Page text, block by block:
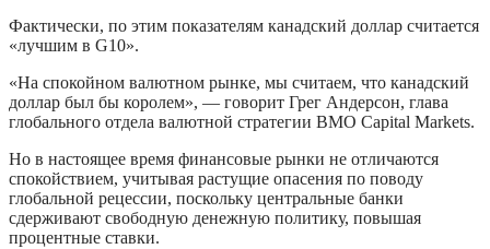
Фактически, по этим показателям канадский доллар считается
«лучшим в G10».
«На спокойном валютном рынке, мы считаем, что канадский
доллар был бы королем», — говорит Грег Андерсон, глава
глобального отдела валютной стратегии BMO Capital Markets.
Но в настоящее время финансовые рынки не отличаются
спокойствием, учитывая растущие опасения по поводу
глобальной рецессии, поскольку центральные банки
сдерживают свободную денежную политику, повышая
процентные ставки.